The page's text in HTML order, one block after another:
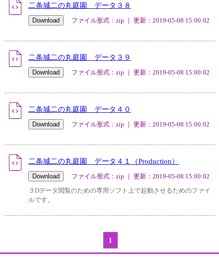
二条城二の丸庭園 データ３８
ファイル形式：zip ｜ 更新：2019-05-08 15:00:02
二条城二の丸庭園 データ３９
ファイル形式：zip ｜ 更新：2019-05-08 15:00:02
二条城二の丸庭園 データ４０
ファイル形式：zip ｜ 更新：2019-05-08 15:00:02
二条城二の丸庭園 データ４１（Production）
ファイル形式：zip ｜ 更新：2019-05-08 15:00:02
３Dデータ閲覧のための専用ソフト上で起動させるためのファイ
ルです。
1